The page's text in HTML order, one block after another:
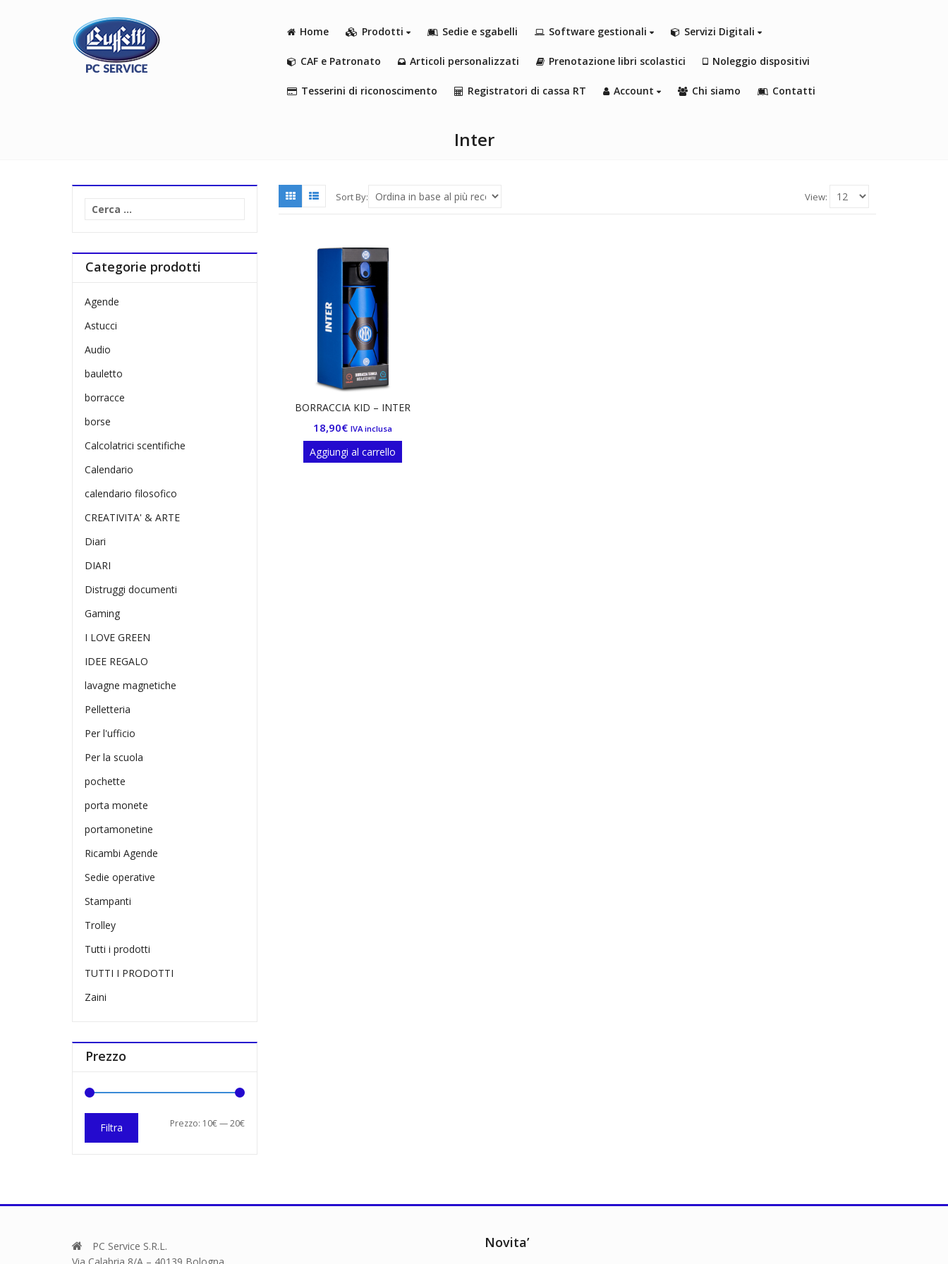
Home Prodotti Sedie e sgabelli Software gestionali Servizi Digitali
CAF e Patronato Articoli personalizzati Prenotazione libri scolastici Noleggio dispositivi
Tesserini di riconoscimento Registratori di cassa RT Account Chi siamo Contatti
Inter
Sort By: View:
BORRACCIA KID – INTER
18,90€ IVA inclusa
Aggiungi al carrello
Ricerca
Categorie prodotti
Agende
Astucci
Audio
bauletto
borracce
borse
Calcolatrici scentifiche
Calendario
calendario filosofico
CREATIVITA' & ARTE
Diari
DIARI
Distruggi documenti
Gaming
I LOVE GREEN
IDEE REGALO
lavagne magnetiche
Pelletteria
Per l'ufficio
Per la scuola
pochette
porta monete
portamonetine
Ricambi Agende
Sedie operative
Stampanti
Trolley
Tutti i prodotti
TUTTI I PRODOTTI
Zaini
Prezzo
Prezzo
Prezzo
Filtra Prezzo: 10€—20€
PC Service S.R.L.
Novita’